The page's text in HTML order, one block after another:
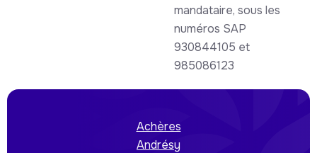
mandataire, sous les
numéros SAP
930844105 et
985086123
Achères
Andrésy